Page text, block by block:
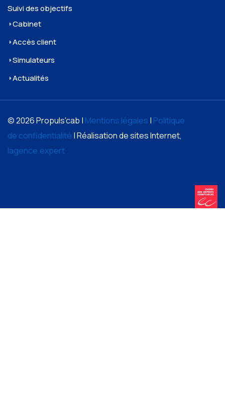
Suivi des objectifs
Cabinet
Accès client
Simulateurs
Actualités
© 2026 Propuls'cab | Mentions légales | Politique
de confidentialité | Réalisation de sites Internet,
lagence.expert